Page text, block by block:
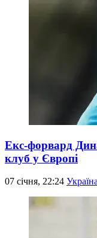
Екс-форвард
клуб у Європі
07 січня, 22:24